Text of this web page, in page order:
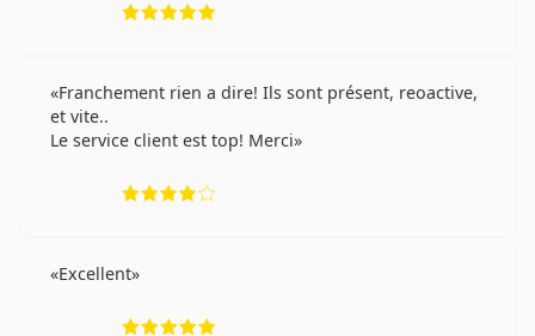
Franchement rien a dire! Ils sont présent, reoactive,
et vite..
Le service client est top! Merci
Excellent